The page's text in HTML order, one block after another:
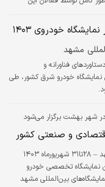
و قطعات در مشهد ظرفیت
رسته‌های فعالیت در صنعت
کشور…
مشهد
فناورانه و
نمایشگاه خودرو شرق کشور، طی
شهر بهشت برگزار می‌شود
و صنعتی کشور
سرور قرائی: مشهد – ۲۸تا۳۱ شهریورماه ۱۴۰۳
نمایشگاه تخصصی خودرو
بین‌المللی مشهد